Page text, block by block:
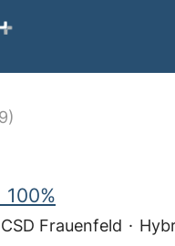
Frauenfeld ·